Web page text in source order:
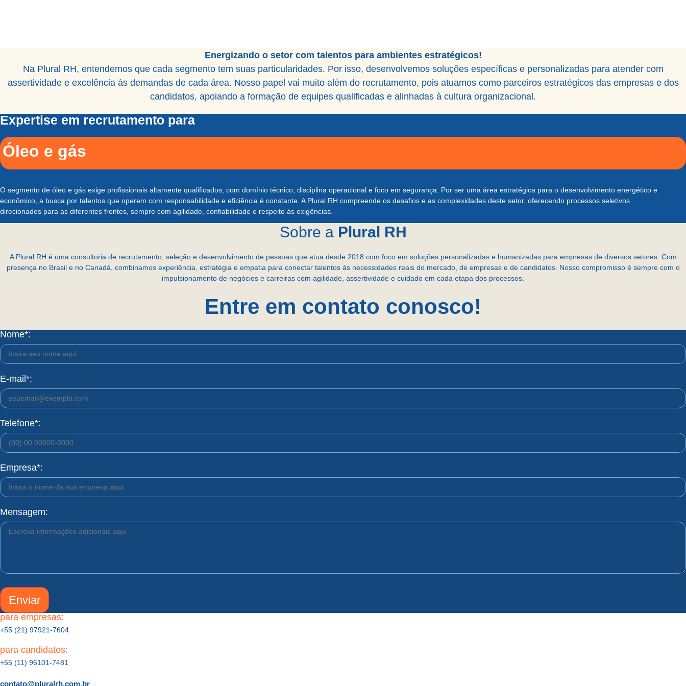
Energizando o setor com talentos para ambientes estratégicos!
Na Plural RH, entendemos que cada segmento tem suas particularidades. Por isso, desenvolvemos soluções específicas e personalizadas para atender com
assertividade e excelência às demandas de cada área. Nosso papel vai muito além do recrutamento, pois atuamos como parceiros estratégicos das empresas e dos
candidatos, apoiando a formação de equipes qualificadas e alinhadas à cultura organizacional.
Expertise em recrutamento para
Óleo e gás
O segmento de óleo e gás exige profissionais altamente qualificados, com domínio técnico, disciplina operacional e foco em segurança. Por ser uma área estratégica para o desenvolvimento energético e
econômico, a busca por talentos que operem com responsabilidade e eficiência é constante. A Plural RH compreende os desafios e as complexidades deste setor, oferecendo processos seletivos
direcionados para as diferentes frentes, sempre com agilidade, confiabilidade e respeito às exigências.
Sobre a Plural RH
A Plural RH é uma consultoria de recrutamento, seleção e desenvolvimento de pessoas que atua desde 2018 com foco em soluções personalizadas e humanizadas para empresas de diversos setores. Com
presença no Brasil e no Canadá, combinamos experiência, estratégia e empatia para conectar talentos às necessidades reais do mercado, de empresas e de candidatos. Nosso compromisso é sempre com o
impulsionamento de negócios e carreiras com agilidade, assertividade e cuidado em cada etapa dos processos.
Entre em contato conosco!
Nome*:
E-mail*:
Telefone*:
Empresa*:
Mensagem:
Enviar
para empresas:
+55 (21) 97921-7604
para candidatos:
+55 (11) 96101-7481
contato@pluralrh.com.br